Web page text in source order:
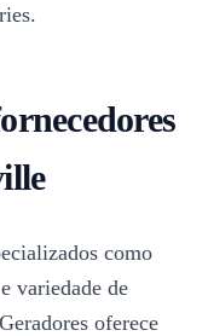
como
variedade de
oferece